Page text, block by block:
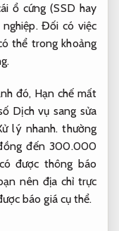
ổ cứng (SSD hay
Đối có việc
thể trong khoảng
đó, Hạn chế mất
Dịch vụ sang sửa
lý nhanh. thường
đến 300.000
được thông báo
nên địa chỉ trực
báo giá cụ thể.